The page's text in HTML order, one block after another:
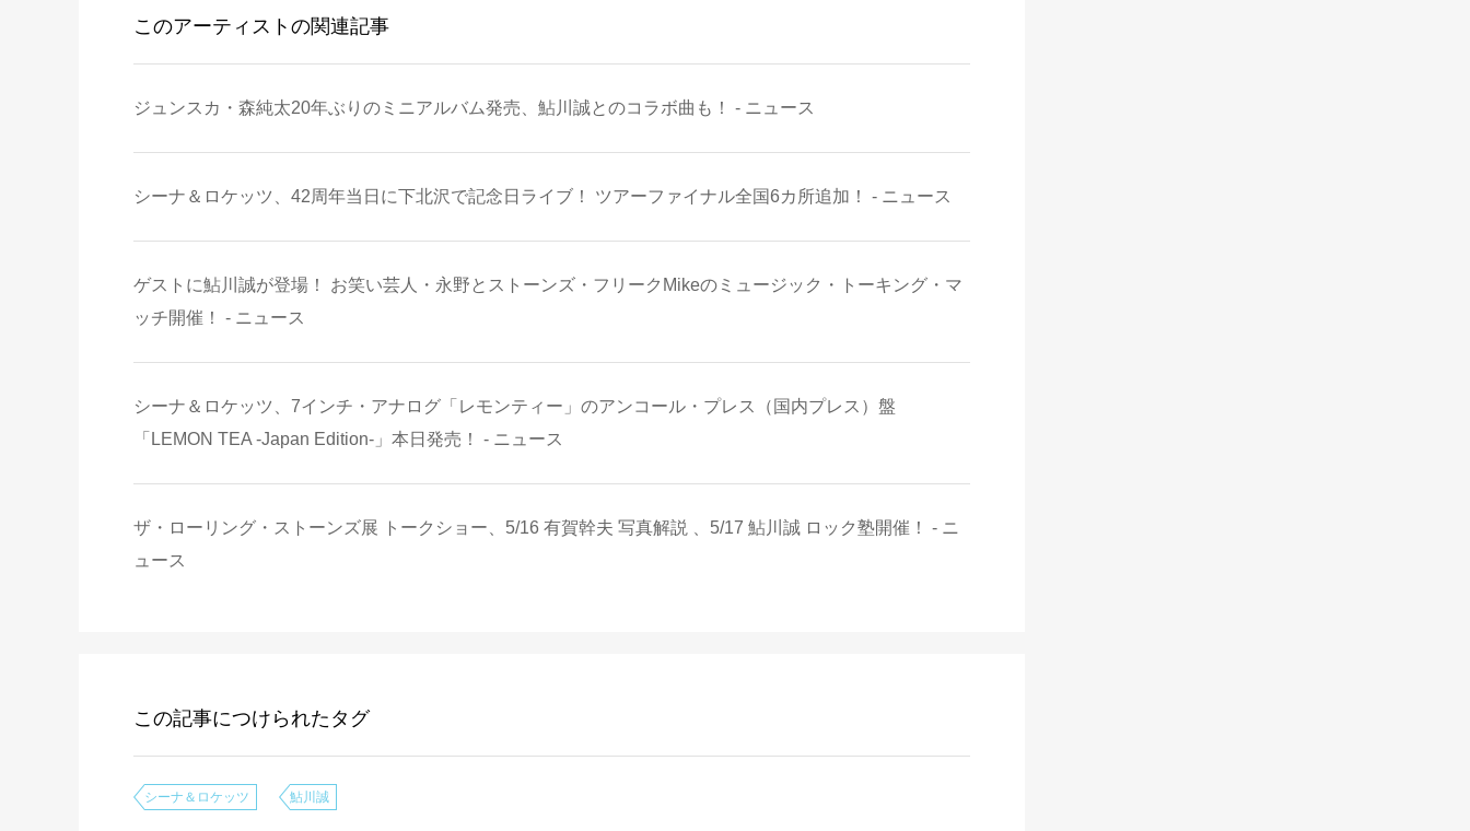
このアーティストの関連記事
ジュンスカ・森純太20年ぶりのミニアルバム発売、鮎川誠とのコラボ曲も！ - ニュース
シーナ＆ロケッツ、42周年当日に下北沢で記念日ライブ！ ツアーファイナル全国6カ所追加！ - ニュース
ゲストに鮎川誠が登場！ お笑い芸人・永野とストーンズ・フリークMikeのミュージック・トーキング・マ
ッチ開催！ - ニュース
シーナ＆ロケッツ、7インチ・アナログ「レモンティー」のアンコール・プレス（国内プレス）盤
「LEMON TEA -Japan Edition-」本日発売！ - ニュース
ザ・ローリング・ストーンズ展 トークショー、5/16 有賀幹夫 写真解説 、5/17 鮎川誠 ロック塾開催！ - ニ
ュース
この記事につけられたタグ
シーナ＆ロケッツ 鮎川誠